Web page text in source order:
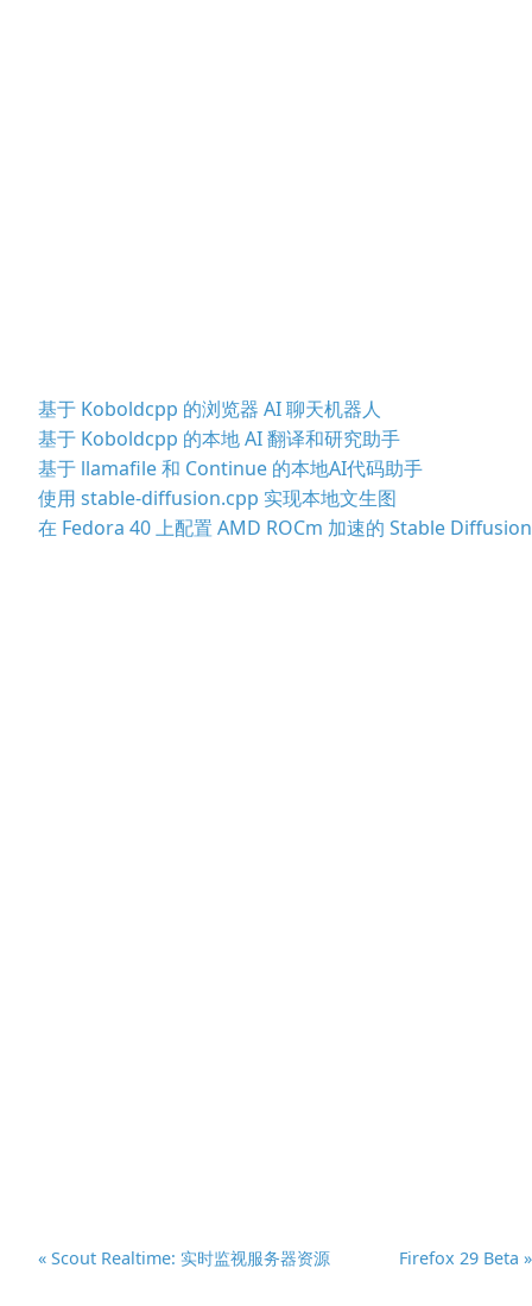
基于 Koboldcpp 的浏览器 AI 聊天机器人
基于 Koboldcpp 的本地 AI 翻译和研究助手
基于 llamafile 和 Continue 的本地AI代码助手
使用 stable-diffusion.cpp 实现本地文生图
在 Fedora 40 上配置 AMD ROCm 加速的 Stable Diffusion
« Scout Realtime: 实时监视服务器资源 Firefox 29 Beta »